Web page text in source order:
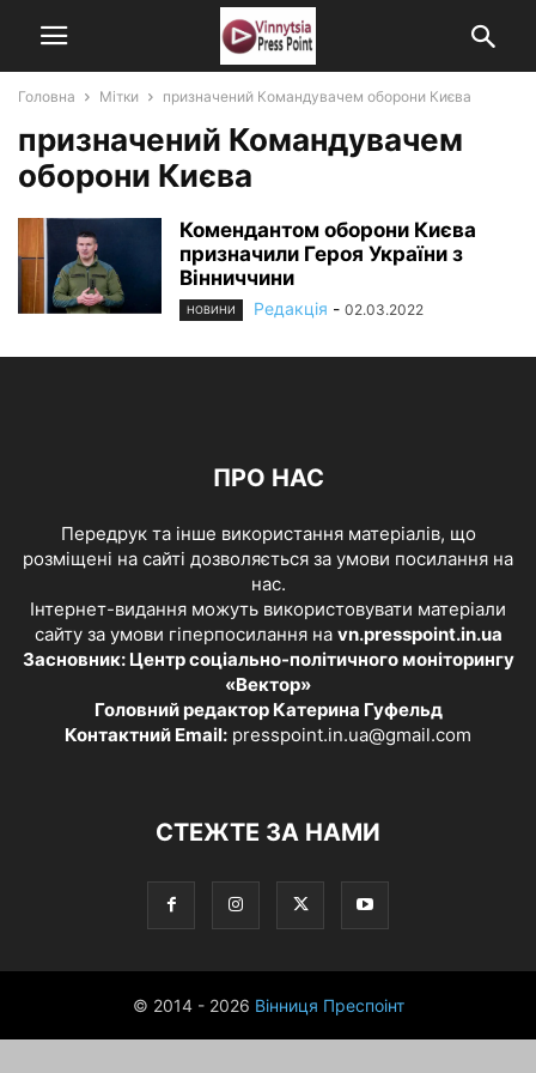
Головна Мітки призначений Командувачем оборони Києва
призначений Командувачем
оборони Києва
Комендантом оборони Києва
призначили Героя України з
Вінниччини
НОВИНИ Редакція - 02.03.2022
ПРО НАС
Передрук та інше використання матеріалів, що
розміщені на сайті дозволяється за умови посилання на
нас.
Інтернет-видання можуть використовувати матеріали
сайту за умови гіперпосилання на vn.presspoint.in.ua
Засновник: Центр соціально-політичного моніторингу
«Вектор»
Головний редактор Катерина Гуфельд
Контактний Email: presspoint.in.ua@gmail.com
СТЕЖТЕ ЗА НАМИ
© 2014 - 2026 Вінниця Преспоінт